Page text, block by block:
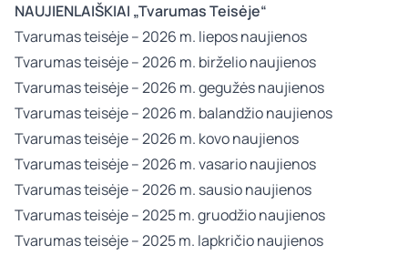
NAUJIENLAIŠKIAI „Tvarumas Teisėje“
Tvarumas teisėje – 2026 m. liepos naujienos
Tvarumas teisėje – 2026 m. birželio naujienos
Tvarumas teisėje – 2026 m. gegužės naujienos
Tvarumas teisėje – 2026 m. balandžio naujienos
Tvarumas teisėje – 2026 m. kovo naujienos
Tvarumas teisėje – 2026 m. vasario naujienos
Tvarumas teisėje – 2026 m. sausio naujienos
Tvarumas teisėje – 2025 m. gruodžio naujienos
Tvarumas teisėje – 2025 m. lapkričio naujienos